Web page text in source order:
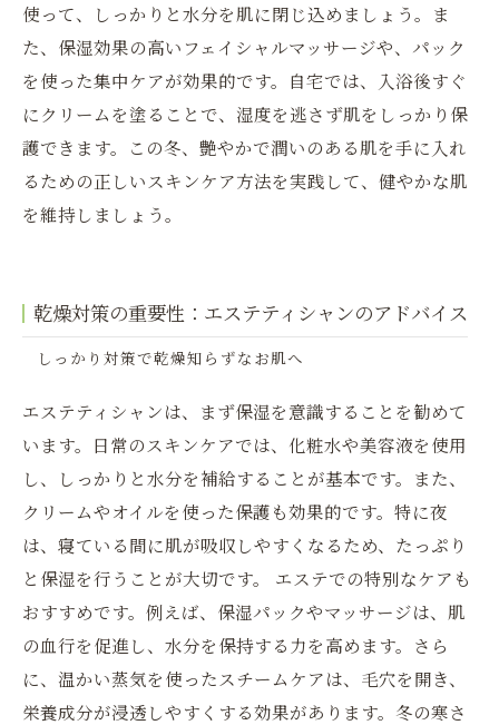
使って、しっかりと水分を肌に閉じ込めましょう。ま
た、保湿効果の高いフェイシャルマッサージや、パック
を使った集中ケアが効果的です。自宅では、入浴後すぐ
にクリームを塗ることで、湿度を逃さず肌をしっかり保
護できます。この冬、艶やかで潤いのある肌を手に入れ
るための正しいスキンケア方法を実践して、健やかな肌
を維持しましょう。
乾燥対策の重要性：エステティシャンのアドバイス
しっかり対策で乾燥知らずなお肌へ
エステティシャンは、まず保湿を意識することを勧めて
います。日常のスキンケアでは、化粧水や美容液を使用
し、しっかりと水分を補給することが基本です。また、
クリームやオイルを使った保護も効果的です。特に夜
は、寝ている間に肌が吸収しやすくなるため、たっぷり
と保湿を行うことが大切です。 エステでの特別なケアも
おすすめです。例えば、保湿パックやマッサージは、肌
の血行を促進し、水分を保持する力を高めます。さら
に、温かい蒸気を使ったスチームケアは、毛穴を開き、
栄養成分が浸透しやすくする効果があります。冬の寒さ